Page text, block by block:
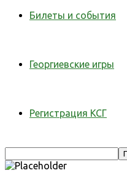
Билеты и события
Георгиевские игры
Регистрация КСГ